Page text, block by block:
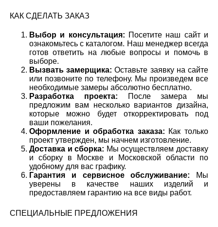
КАК СДЕЛАТЬ ЗАКАЗ
Выбор и консультация: Посетите наш сайт и
ознакомьтесь с каталогом. Наш менеджер всегда
готов ответить на любые вопросы и помочь в
выборе.
Вызвать замерщика: Оставьте заявку на сайте
или позвоните по телефону. Мы произведем все
необходимые замеры абсолютно бесплатно.
Разработка проекта: После замера мы
предложим вам несколько вариантов дизайна,
которые можно будет откорректировать под
ваши пожелания.
Оформление и обработка заказа: Как только
проект утвержден, мы начнем изготовление.
Доставка и сборка: Мы осуществляем доставку
и сборку в Москве и Московской области по
удобному для вас графику.
Гарантия и сервисное обслуживание: Мы
уверены в качестве наших изделий и
предоставляем гарантию на все виды работ.
СПЕЦИАЛЬНЫЕ ПРЕДЛОЖЕНИЯ